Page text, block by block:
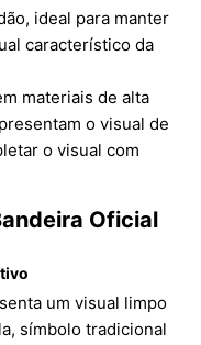
ideal para manter
característico da
materiais de alta
o visual de
o visual com
Oficial
um visual limpo
símbolo tradicional